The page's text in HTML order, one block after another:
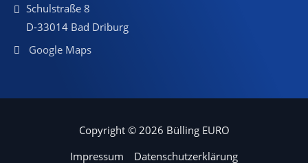
Schulstraße 8
D-33014 Bad Driburg
Google Maps
Copyright © 2026 Bülling EURO
Impressum
Datenschutzerklärung